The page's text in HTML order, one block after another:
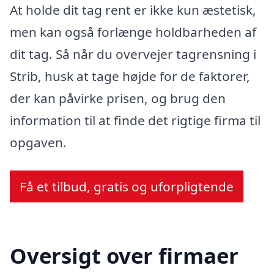
At holde dit tag rent er ikke kun æstetisk,
men kan også forlænge holdbarheden af
dit tag. Så når du overvejer tagrensning i
Strib, husk at tage højde for de faktorer,
der kan påvirke prisen, og brug den
information til at finde det rigtige firma til
opgaven.
Få et tilbud, gratis og uforpligtende
Oversigt over firmaer